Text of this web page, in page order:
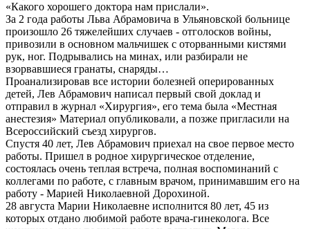
«Какого хорошего доктора нам прислали».
За 2 года работы Льва Абрамовича в Ульяновской больнице
произошло 26 тяжелейших случаев - отголосков войны,
привозили в основном мальчишек с оторванными кистями
рук, ног. Подрывались на минах, или разбирали не
взорвавшиеся гранаты, снаряды…
Проанализировав все истории болезней оперированных
детей, Лев Абрамович написал первый свой доклад и
отправил в журнал «Хирургия», его тема была «Местная
анестезия» Материал опубликовали, а позже пригласили на
Всероссийский съезд хирургов.
Спустя 40 лет, Лев Абрамович приехал на свое первое место
работы. Пришел в родное хирургическое отделение,
состоялась очень теплая встреча, полная воспоминаний с
коллегами по работе, с главным врачом, принимавшим его на
работу - Марией Николаевной Дорохиной.
28 августа Марии Николаевне исполнится 80 лет, 45 из
которых отдано любимой работе врача-гинеколога. Все